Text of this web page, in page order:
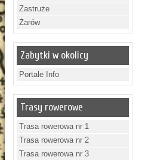
Zastruże
Żarów
Zabytki w okolicy
Portale Info
Trasy rowerowe
Trasa rowerowa nr 1
Trasa rowerowa nr 2
Trasa rowerowa nr 3